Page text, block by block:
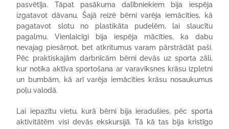
pasvētīja. Tāpat pasākuma dalībniekiem bija iespēja
izgatavot dāvanu. Šajā reizē bērni varēja iemācīties, kā
pagatavot slotu no plastikāta pudelēm, lai slaucītu
pagalmu. Vienlaicīgi bija iespēja mācīties, ka dabu
nevajag piesārņot, bet atkritumus varam pārstrādāt paši.
Pēc praktiskajām darbnīcām bērni devās uz sporta zāli,
kur notika aktīva sportošana ar varavīksnes krāsu izpletni
un bumbām, kā arī varēja iemācīties krāsu nosaukumus
poļu valodā.
Lai iepazītu vietu, kurā bērni bija ieradušies, pēc sporta
aktivitātēm visi devās ekskursijā. Tā kā tas bija kristīgo